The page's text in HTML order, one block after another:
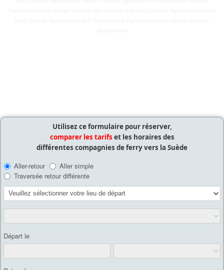
Utilisez ce formulaire pour réserver,
comparer les tarifs et les horaires des
différentes compagnies de ferry vers la Suède